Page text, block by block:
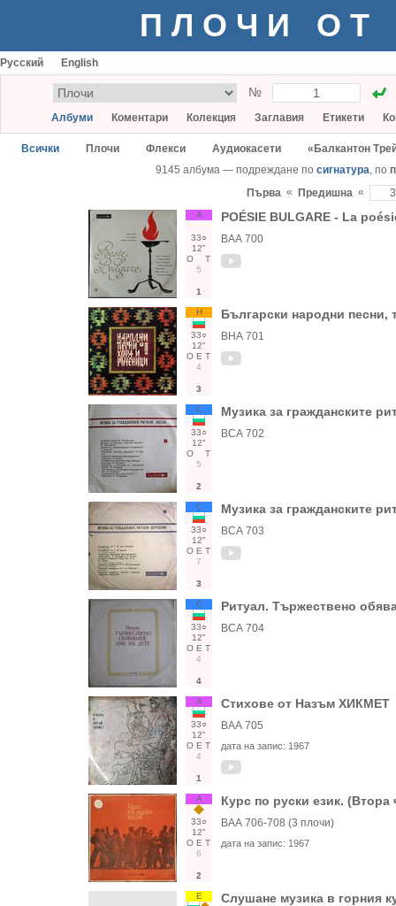
ПЛОЧИ ОТ
Русский English
№
Албуми Коментари Колекция Заглавия Етикети
Всички Плочи Флекси Аудиокасети
«Балкантон
9145 албума — подреждане по сигнатура, по
Първа « Предишна «
А
33○
12"
О
Т
5
1
POÉSIE BULGARE - La
ВАА 700
Н
33○
12"
О Е Т
4
3
Български народни песни,
ВНА 701
С
33○
12"
О
Т
5
2
Музика за гражданските
ВСА 702
С
33○
12"
О Е Т
7
3
Музика за гражданските
ВСА 703
С
33○
12"
О Е Т
4
4
Ритуал. Тържествено
ВСА 704
А
33○
12"
О Е Т
4
1
Стихове от Назъм ХИКМЕТ
ВАА 705
дата на запис: 1967
А
33○
12"
О Е Т
6
2
Курс по руски език. (Втора
ВАА 706-708 (3 плочи)
дата на запис: 1967
Е Слушане музика в горния